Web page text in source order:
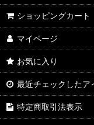
ショッピングカート
マイページ
お気に入り
最近チェックしたア
特定商取引法表示